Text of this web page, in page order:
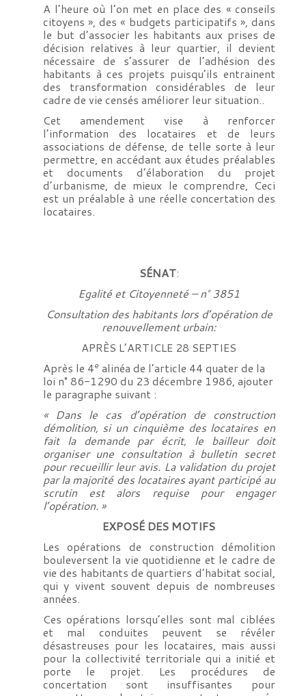
A l’heure où l’on met en place des « conseils
citoyens », des « budgets participatifs », dans
le but d’associer les habitants aux prises de
décision relatives à leur quartier, il devient
nécessaire de s’assurer de l’adhésion des
habitants à ces projets puisqu’ils entrainent
des transformation considérables de leur
cadre de vie censés améliorer leur situation..
Cet amendement vise à renforcer
l’information des locataires et de leurs
associations de défense, de telle sorte à leur
permettre, en accédant aux études préalables
et documents d’élaboration du projet
d’urbanisme, de mieux le comprendre, Ceci
est un préalable à une réelle concertation des
locataires.
SÉNAT:
Egalité et Citoyenneté – n° 3851
Consultation des habitants lors d’opération de
renouvellement urbain:
APRÈS L’ARTICLE 28 SEPTIES
Après le 4e alinéa de l’article 44 quater de la
loi n° 86-1290 du 23 décembre 1986, ajouter
le paragraphe suivant :
« Dans le cas d’opération de construction
démolition, si un cinquième des locataires en
fait la demande par écrit, le bailleur doit
organiser une consultation à bulletin secret
pour recueillir leur avis. La validation du projet
par la majorité des locataires ayant participé au
scrutin est alors requise pour engager
l’opération. »
EXPOSÉ DES MOTIFS
Les opérations de construction démolition
bouleversent la vie quotidienne et le cadre de
vie des habitants de quartiers d’habitat social,
qui y vivent souvent depuis de nombreuses
années.
Ces opérations lorsqu’elles sont mal ciblées
et mal conduites peuvent se révéler
désastreuses pour les locataires, mais aussi
pour la collectivité territoriale qui a initié et
porte le projet. Les procédures de
concertation sont insuffisantes pour